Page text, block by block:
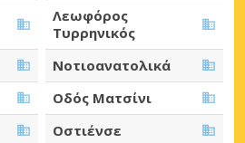
Λεωφόρος
Τυρρηνικός
Νοτιοανατολικά
Οδός Ματσίνι
Οστιένσε